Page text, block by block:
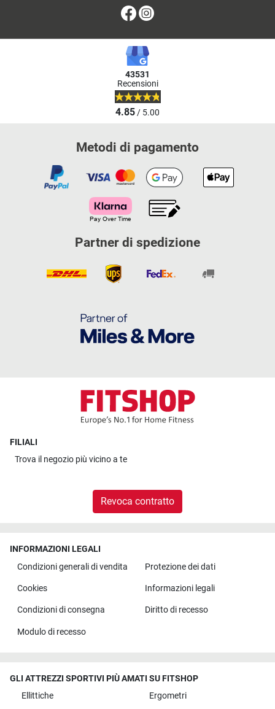
Facebook
43531
Recensioni
4.85/ 5.00
Metodi di pagamento
Partner di spedizione
FILIALI
Trova il negozio più vicino a te
Revoca contratto
INFORMAZIONI LEGALI
Condizioni generali di vendita
Protezione dei dati
Cookies Informazioni legali
Condizioni di consegna Diritto di recesso
Modulo di recesso
GLI ATTREZZI SPORTIVI PIÙ AMATI SU FITSHOP
Ellittiche
Ergometri